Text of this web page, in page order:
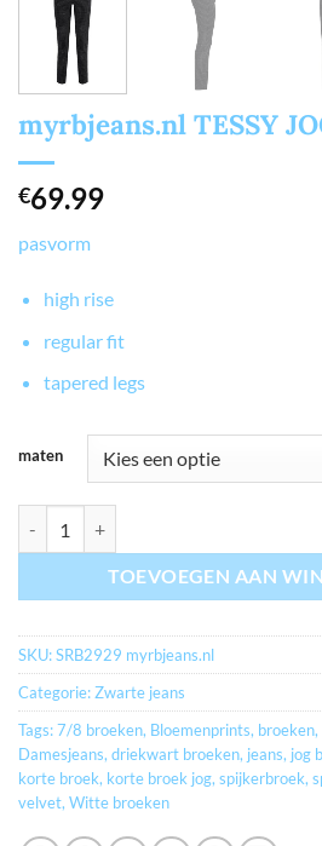
myrbjeans.nl TESSY
€69.99
pasvorm
high rise
regular fit
tapered legs
maten
TOEVOEGEN AAN
SKU:SRB2929 myrbjeans.nl
Categorie:Zwarte jeans
Tags:7/8 broeken, Bloemenprints, broeken,
Damesjeans, driekwart broeken, jeans, jog
korte broek, korte broek jog, spijkerbroek,
velvet, Witte broeken